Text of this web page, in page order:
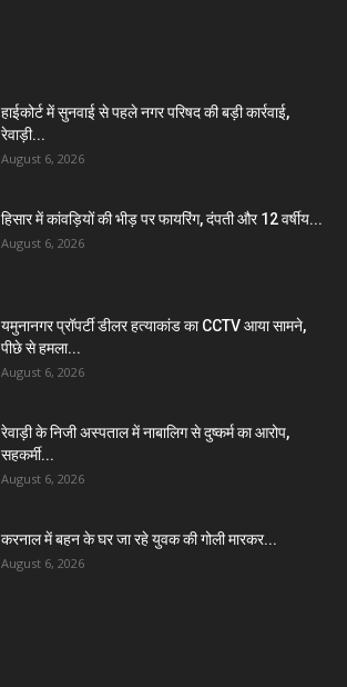
हाईकोर्ट में सुनवाई से पहले नगर परिषद की बड़ी कार्रवाई,
रेवाड़ी...
August 6, 2026
हिसार में कांवड़ियों की भीड़ पर फायरिंग, दंपती और 12 वर्षीय...
August 6, 2026
यमुनानगर प्रॉपर्टी डीलर हत्याकांड का CCTV आया सामने,
पीछे से हमला...
August 6, 2026
रेवाड़ी के निजी अस्पताल में नाबालिग से दुष्कर्म का आरोप,
सहकर्मी...
August 6, 2026
करनाल में बहन के घर जा रहे युवक की गोली मारकर...
August 6, 2026